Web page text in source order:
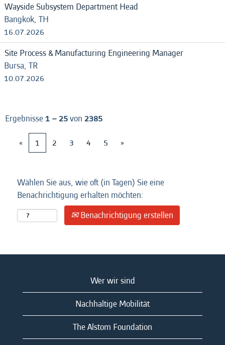
Wayside Subsystem Department Head
Bangkok, TH
16.07.2026
Site Process & Manufacturing Engineering Manager
Bursa, TR
10.07.2026
Ergebnisse1 – 25von 2385
«
1 2 3 4 5 »
Wählen Sie aus, wie oft (in Tagen) Sie eine
Benachrichtigung erhalten möchten:
Benachrichtigung erstellen
Wer wir sind
Nachhaltige Mobilität
The Alstom Foundation